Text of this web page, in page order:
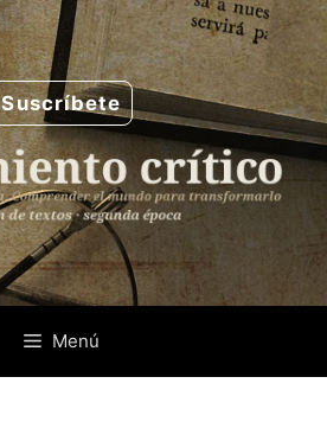
Suscríbete
Menú